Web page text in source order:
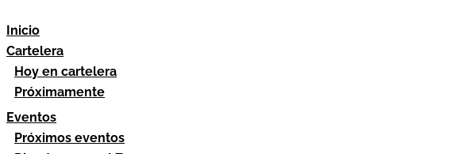
Inicio
Cartelera
Hoy en cartelera
Próximamente
Eventos
Próximos eventos